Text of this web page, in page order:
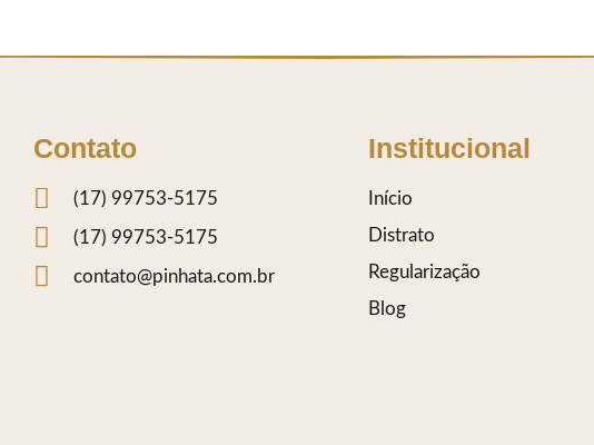
Contato
(17) 99753-5175
(17) 99753-5175
contato@pinhata.com.br
Institucional
Início
Distrato
Regularização
Blog